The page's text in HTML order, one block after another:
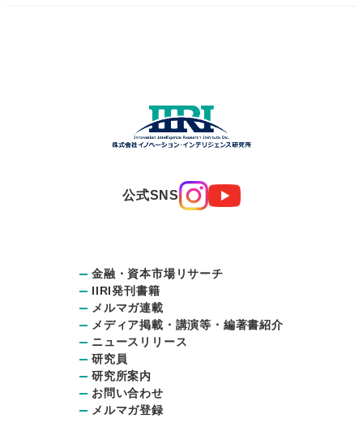
公式SNS
金融・資本市場リサーチ
IIRI発刊書籍
メルマガ連載
メディア掲載・講演等・編著書紹介
ニュースリリース
研究員
研究所案内
お問い合わせ
メルマガ登録